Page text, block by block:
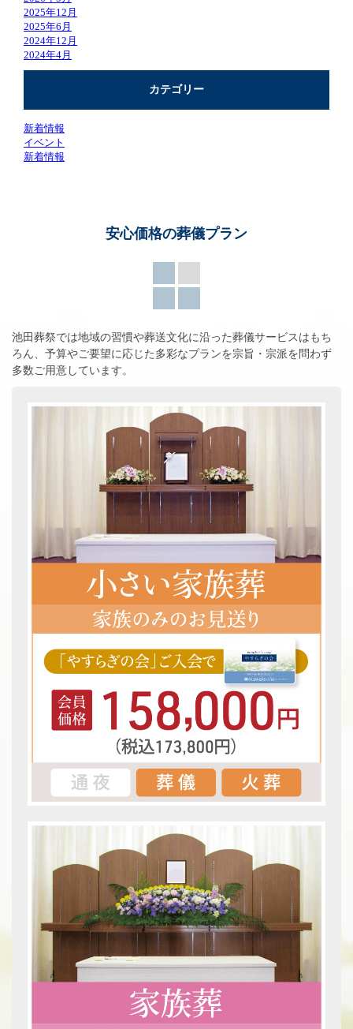
2025年12月
2025年6月
2024年12月
2024年4月
カテゴリー
新着情報
イベント
新着情報
安心価格の葬儀プラン
池田葬祭では地域の習慣や葬送文化に沿った葬儀サービスはもち
ろん、 予算やご要望に応じた多彩なプランを宗旨・宗派を問わず
多数ご用意しています。